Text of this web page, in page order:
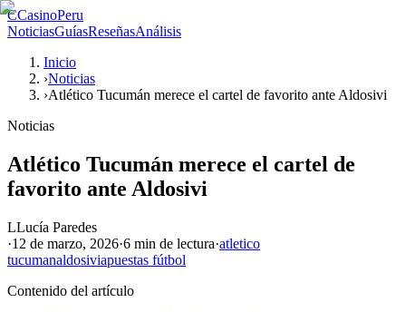
CCasinoPeru
NoticiasGuíasReseñasAnálisis
Inicio
›Noticias
›Atlético Tucumán merece el cartel de favorito ante Aldosivi
Noticias
Atlético Tucumán merece el cartel de
favorito ante Aldosivi
LLucía Paredes
·12 de marzo, 2026·6 min de lectura·atletico
tucumanaldosiviapuestas fútbol
Contenido del artículo